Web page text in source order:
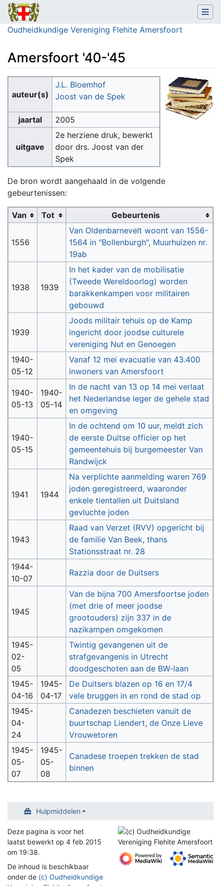
Oudheidkundige Vereniging Flehite Amersfoort
Amersfoort '40-'45
navigatie,zoeken
auteur(s)
J.L. Bloemhof
Joost van de Spek
jaartal 2005
uitgave
2e herziene druk, bewerkt
door drs. Joost van der
Spek
De bron wordt aangehaald in de volgende
gebeurtenissen:
Van Tot Gebeurtenis
1556
Van Oldenbarnevelt woont van 1556-
1564 in "Bollenburgh", Muurhuizen nr.
19ab
1938 1939
In het kader van de mobilisatie
(Tweede Wereldoorlog) worden
barakkenkampen voor militairen
gebouwd
1939
Joods militair tehuis op de Kamp
ingericht door joodse culturele
vereniging Nut en Genoegen
1940-
05-12
Vanaf 12 mei evacuatie van 43.400
inwoners van Amersfoort
1940-
05-13
1940-
05-14
In de nacht van 13 op 14 mei verlaat
het Nederlandse leger de gehele stad
en omgeving
1940-
05-15
In de ochtend om 10 uur, meldt zich
de eerste Duitse officier op het
gemeentehuis bij burgemeester Van
Randwijck
1941 1944
Na verplichte aanmelding waren 769
joden geregistreerd, waaronder
enkele tientallen uit Duitsland
gevluchte joden
1943
Raad van Verzet (RVV) opgericht bij
de familie Van Beek, thans
Stationsstraat nr. 28
1944-
10-07
Razzia door de Duitsers
1945
Van de bijna 700 Amersfoortse joden
(met drie of meer joodse
grootouders) zijn 337 in de
nazikampen omgekomen
1945-
02-
05
Twintig gevangenen uit de
strafgevangenis in Utrecht
doodgeschoten aan de BW-laan
1945-
04-16
1945-
04-17
De Duitsers blazen op 16 en 17/4
vele bruggen in en rond de stad op
1945-
04-
24
Canadezen beschieten vanuit de
buurtschap Liendert, de Onze Lieve
Vrouwetoren
1945-
05-
07
1945-
05-
08
Canadese troepen trekken de stad
binnen
Hulpmiddelen
Deze pagina is voor het
laatst bewerkt op 4 feb 2015
om 19:38.
De inhoud is beschikbaar
onder de (c) Oudheidkundige